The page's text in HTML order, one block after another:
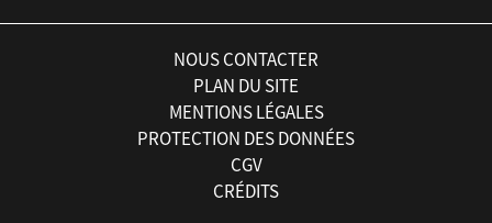
NOUS CONTACTER
PLAN DU SITE
MENTIONS LÉGALES
PROTECTION DES DONNÉES
CGV
CRÉDITS